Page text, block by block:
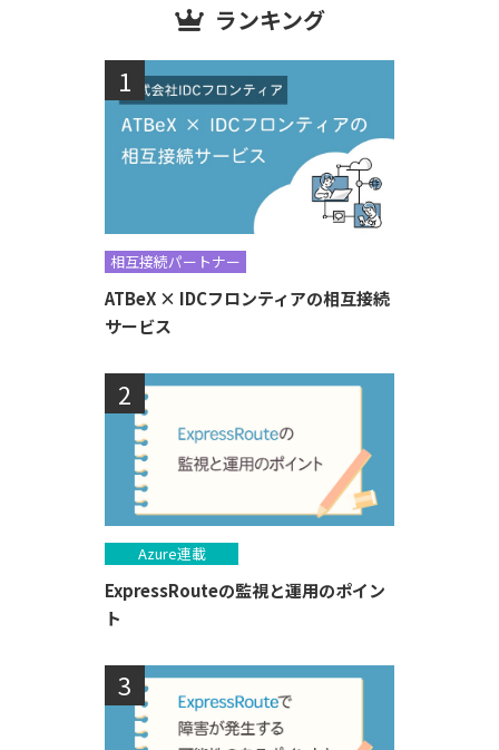
ランキング
相互接続パートナー
ATBeX × IDCフロンティアの相互接続
サービス
Azure連載
ExpressRouteの監視と運用のポイン
ト